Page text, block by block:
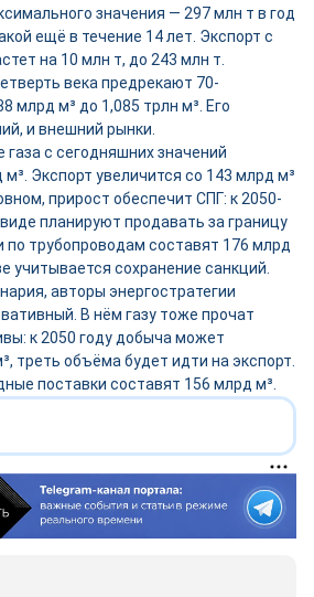
значения — 297 млн т в год
ещё в течение 14 лет. Экспорт с
на 10 млн т, до 243 млн т.
века предрекают 70-
млрд м³ до 1,085 трлн м³. Его
и внешний рынки.
газа с сегодняшних значений
Экспорт увеличится со 143 млрд м³
прирост обеспечит СПГ: к 2050-
планируют продавать за границу
по трубопроводам составят 176 млрд
учитывается сохранение санкций.
авторы энергостратегии
В нём газу тоже прочат
к 2050 году добыча может
треть объёма будет идти на экспорт.
поставки составят 156 млрд м³.